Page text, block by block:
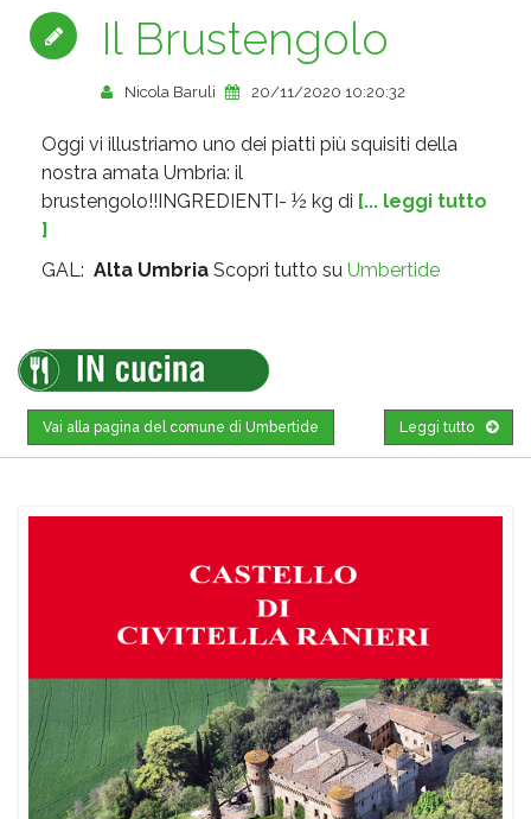
Il Brustengolo
Nicola Baruli 20/11/2020 10:20:32
Oggi vi illustriamo uno dei piatti più squisiti della
nostra amata Umbria: il
brustengolo!!INGREDIENTI- ½ kg di [... leggi tutto
]
GAL: Alta Umbria Scopri tutto su Umbertide
Leggi tutto
Vai alla pagina del comune di Umbertide